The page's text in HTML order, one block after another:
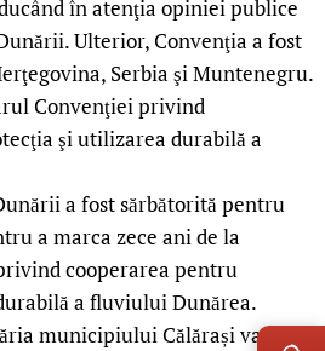
în atenţia opiniei publice
Ulterior, Convenţia a fost
Serbia şi Muntenegru.
Convenţiei privind
şi utilizarea durabilă a
a fost sărbătorită pentru
a marca zece ani de la
cooperarea pentru
a fluviului Dunărea.
municipiului Călărași va